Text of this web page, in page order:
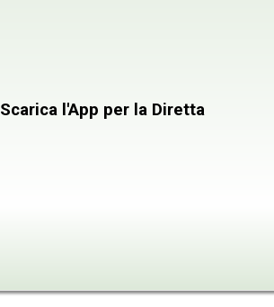
Scarica l'App per la Diretta